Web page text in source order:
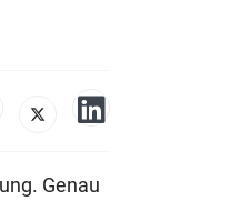
Genau